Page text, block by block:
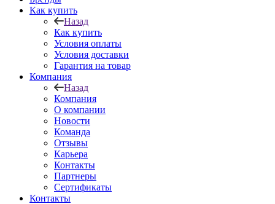
Как купить
Назад
Как купить
Условия оплаты
Условия доставки
Гарантия на товар
Компания
Назад
Компания
О компании
Новости
Команда
Отзывы
Карьера
Контакты
Партнеры
Сертификаты
Контакты